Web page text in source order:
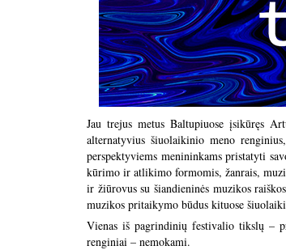
Jau trejus metus Baltupiuose įsikūręs
alternatyvius šiuolaikinio meno
perspektyviems menininkams pristatyti
kūrimo ir atlikimo formomis, žanrais,
ir žiūrovus su šiandieninės muzikos
muzikos pritaikymo būdus kituose
Vienas iš pagrindinių festivalio tikslų –
renginiai – nemokami.